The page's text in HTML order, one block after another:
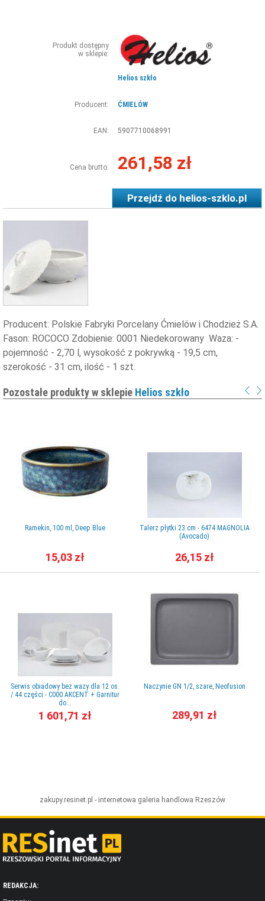
Produkt dostępny
w sklepie:
Helios szkło
Producent: ĆMIELÓW
EAN: 5907710068991
Cena brutto: 261,58 zł
Przejdź dohelios-szklo.pl
Producent: Polskie Fabryki Porcelany Ćmielów i Chodzież S.A.
Fason: ROCOCO Zdobienie: 0001 Niedekorowany Waza: -
pojemność - 2,70 l, wysokość z pokrywką - 19,5 cm,
szerokość - 31 cm, ilość - 1 szt.
Pozostałe produkty w sklepie Helios szkło
Ramekin, 100 ml, Deep Blue
15,03 zł
Serwis obiadowy bez wazy dla 12 os.
/ 44 części - C000 AKCENT + Garnitur
do...
1 601,71 zł
Talerz płytki 23 cm - 6474 MAGNOLIA
(Avocado)
26,15 zł
Naczynie GN 1/2, szare, Neofusion
289,91 zł
zakupy.resinet.pl - internetowa galeria handlowa Rzeszów
REDAKCJA: